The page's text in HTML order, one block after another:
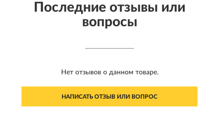
Последние отзывы или
вопросы
Нет отзывов о данном товаре.
НАПИСАТЬ ОТЗЫВ ИЛИ ВОПРОС